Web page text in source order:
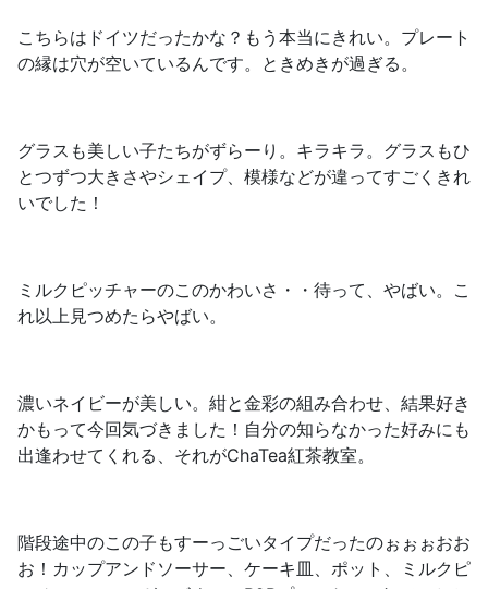
こちらはドイツだったかな？もう本当にきれい。プレート
の縁は穴が空いているんです。ときめきが過ぎる。
グラスも美しい子たちがずらーり。キラキラ。グラスもひ
とつずつ大きさやシェイプ、模様などが違ってすごくきれ
いでした！
ミルクピッチャーのこのかわいさ・・待って、やばい。こ
れ以上見つめたらやばい。
濃いネイビーが美しい。紺と金彩の組み合わせ、結果好き
かもって今回気づきました！自分の知らなかった好みにも
出逢わせてくれる、それがChaTea紅茶教室。
階段途中のこの子もすーっごいタイプだったのぉぉぉおお
お！カップアンドソーサー、ケーキ皿、ポット、ミルクピ